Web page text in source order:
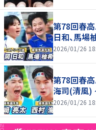
第78回春高
日和、馬場
2026/01/26
第78回春高
海司(清風)
2026/01/26